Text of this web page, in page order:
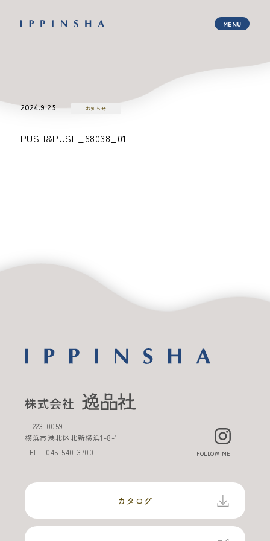
2024.9.25 お知らせ
PUSH&PUSH_68038_01
〒223-0059
横浜市港北区北新横浜1-8-1
TEL 045-540-3700 FOLLOW ME
カタログ